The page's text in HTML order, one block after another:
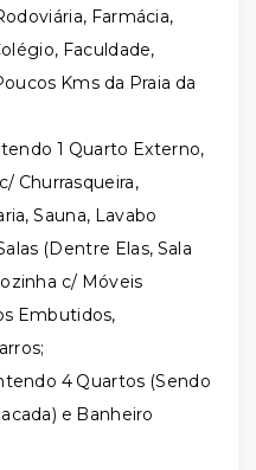
Farmácia,
Faculdade,
Kms da Praia da
1 Quarto Externo,
Churrasqueira,
Sauna, Lavabo
(Dentre Elas, Sala
c/ Móveis
Embutidos,
4 Quartos (Sendo
e Banheiro